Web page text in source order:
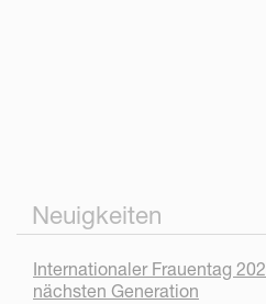
Neuigkeiten
Internationaler Frauentag
nächsten Generation